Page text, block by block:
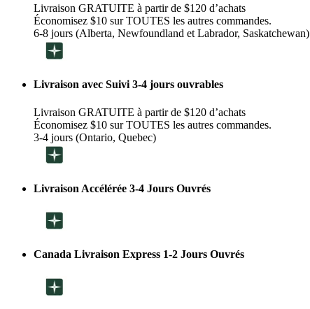
Livraison GRATUITE à partir de $120 d’achats
Économisez $10 sur TOUTES les autres commandes.
6-8 jours (Alberta, Newfoundland et Labrador, Saskatchewan)
Livraison avec Suivi 3-4 jours ouvrables
Livraison GRATUITE à partir de $120 d’achats
Économisez $10 sur TOUTES les autres commandes.
3-4 jours (Ontario, Quebec)
Livraison Accélérée 3-4 Jours Ouvrés
Canada Livraison Express 1-2 Jours Ouvrés